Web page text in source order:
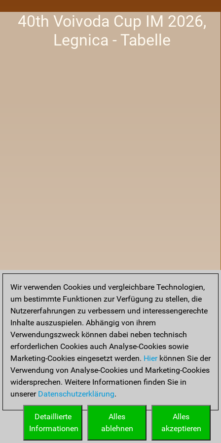
40th Voivoda Cup IM 2026,
Legnica - Tabelle
Startseite
Wir verwenden Cookies und vergleichbare Technologien,
um bestimmte Funktionen zur Verfügung zu stellen, die
Nutzererfahrungen zu verbessern und interessengerechte
Inhalte auszuspielen. Abhängig von ihrem
Verwendungszweck können dabei neben technisch
erforderlichen Cookies auch Analyse-Cookies sowie
Marketing-Cookies eingesetzt werden. Hierkönnen Sie der
Verwendung von Analyse-Cookies und Marketing-Cookies
widersprechen. Weitere Informationen finden Sie in
unserer Datenschutzerklärung.
Alles
akzeptieren
Alles
ablehnen
Detaillierte
Informationen